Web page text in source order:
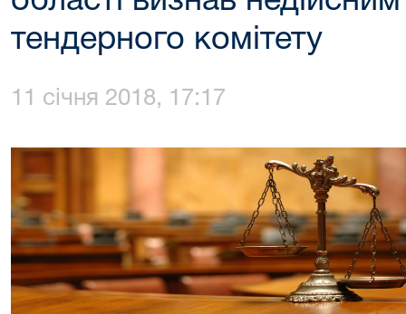
тендерного комітету
11 січня 2018, 17:17